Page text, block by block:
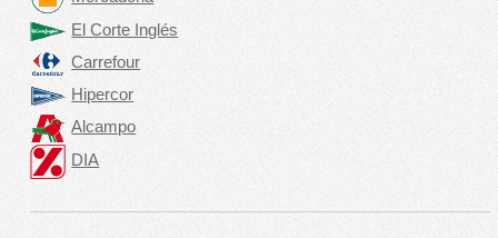
El Corte Inglés
Carrefour
Hipercor
Alcampo
DIA